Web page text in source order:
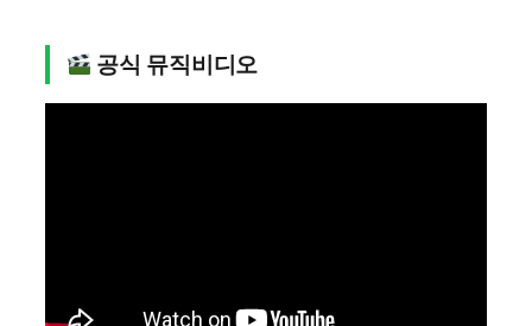
공식 뮤직비디오